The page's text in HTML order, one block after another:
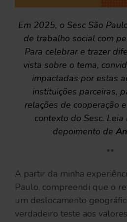
Em 2025, o Sesc São
de trabalho social com
Para celebrar e trazer
vista sobre o tema,
impactadas por estas
instituições parceiras,
relações de cooperação
contexto do Sesc.
depoimento de
**
A partir da minha
Paulo, compreendi que o
um deslocamento
verdadeiro teste aos